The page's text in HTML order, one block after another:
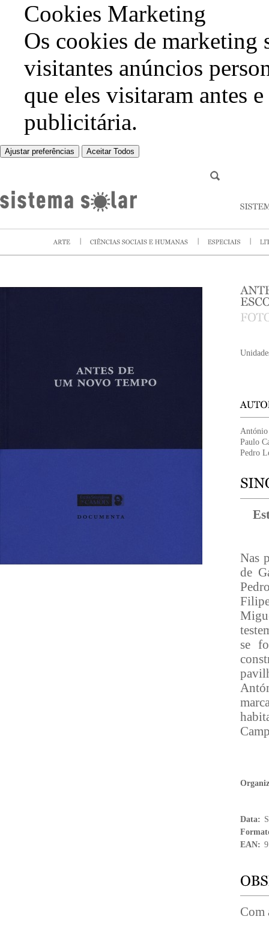
Cookies Marketing
Os cookies de marketing
visitantes anúncios
que eles visitaram antes
publicitária.
Ajustar preferências Aceitar Todos
António
Paulo
Pedro
Nas
de
se
Data:
EAN:
Com